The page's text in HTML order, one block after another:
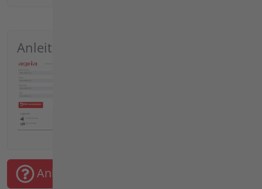
Anleitung
Anleitung starten